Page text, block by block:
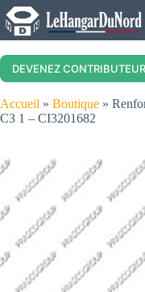
Skip
to
content
DEVENEZ
Accueil » Boutique »
C3 1 – CI3201682